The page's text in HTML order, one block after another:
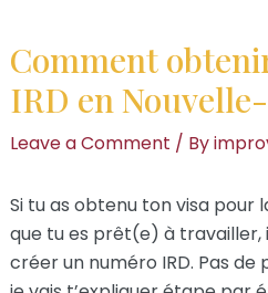
Comment
IRD en
Leave a Comment / By
Si tu as obtenu ton visa pour
que tu es prêt(e) à
créer un numéro IRD. Pas